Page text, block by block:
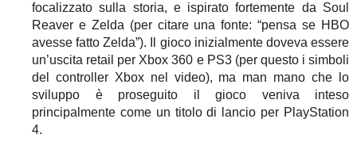
focalizzato sulla storia, e ispirato fortemente da Soul
Reaver e Zelda (per citare una fonte: “pensa se HBO
avesse fatto Zelda”). Il gioco inizialmente doveva essere
un’uscita retail per Xbox 360 e PS3 (per questo i simboli
del controller Xbox nel video), ma man mano che lo
sviluppo è proseguito il gioco veniva inteso
principalmente come un titolo di lancio per PlayStation
4.